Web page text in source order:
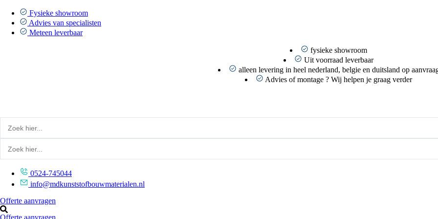
naar
inhoud
Fysieke showroom
Advies van specialisten
Meteen leverbaar
fysieke showroom
Uit voorraad leverbaar
alleen levering in heel nederland, belgie en duitsland op
Advies of montage ? Wij helpen je graag verder
0524-745044
info@mdkunststofbouwmaterialen.nl
Offerte aanvragen